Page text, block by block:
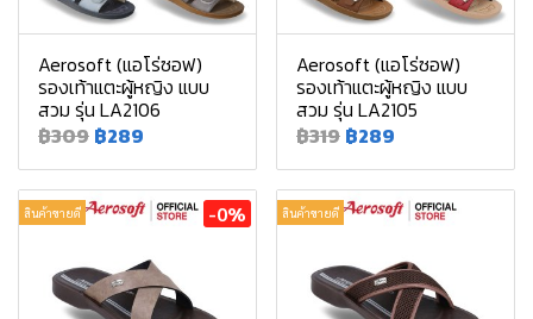
Aerosoft (แอโร่ซอฟ)
รองเท้าแตะผู้หญิง แบบ
สวม รุ่น LA2106
฿309 ฿289
Aerosoft (แอโร่ซอฟ)
รองเท้าแตะผู้หญิง แบบ
สวม รุ่น LA2105
฿319 ฿289
สินค้าขายดี -0% สินค้าขายดี